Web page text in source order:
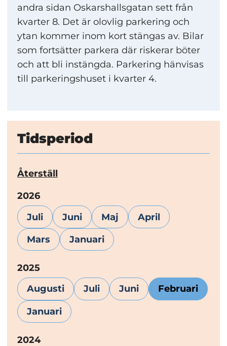
andra sidan Oskarshallsgatan sett från
kvarter 8. Det är olovlig parkering och
ytan kommer inom kort stängas av. Bilar
som fortsätter parkera där riskerar böter
och att bli instängda. Parkering hänvisas
till parkeringshuset i kvarter 4.
Tidsperiod
Återställ
År:
2026
Juli
Juni Maj April
Mars Januari
År:
2025
Augusti
Juli Juni Februari
Januari
År:
2024